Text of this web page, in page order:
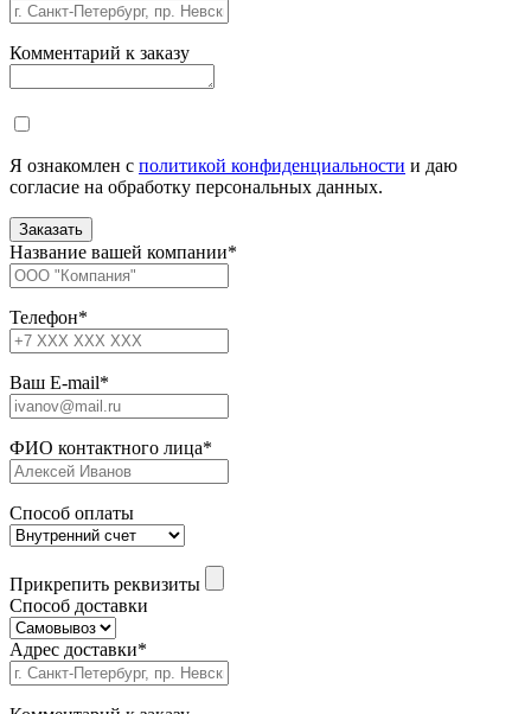
Комментарий к заказу
Я ознакомлен с политикой конфиденциальности и даю
согласие на обработку персональных данных.
Название вашей компании*
Телефон*
Ваш E-mail*
ФИО контактного лица*
Способ оплаты
Прикрепить реквизиты
Способ доставки
Адрес доставки*